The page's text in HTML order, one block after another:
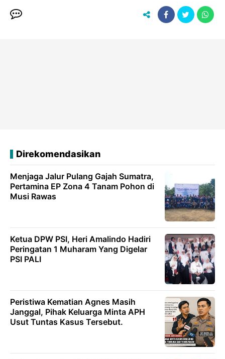
Direkomendasikan
Menjaga Jalur Pulang Gajah Sumatra,
Pertamina EP Zona 4 Tanam Pohon di
Musi Rawas
Ketua DPW PSI, Heri Amalindo Hadiri
Peringatan 1 Muharam Yang Digelar
PSI PALI
Peristiwa Kematian Agnes Masih
Janggal, Pihak Keluarga Minta APH
Usut Tuntas Kasus Tersebut.